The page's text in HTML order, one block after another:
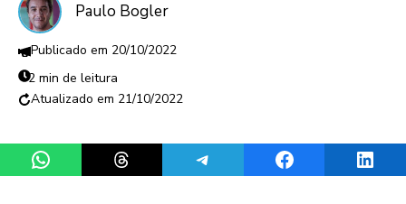
Paulo Bogler
20/10/2022
2 min de leitura
21/10/2022
Share on WhatsAppShare on ThreadsShare on TelegramShare on Facebook